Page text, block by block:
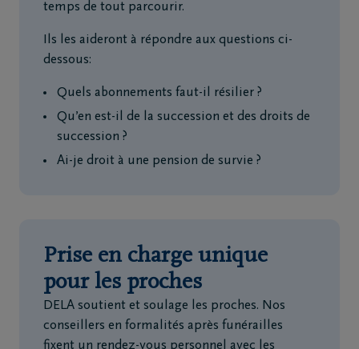
temps de tout parcourir.
Ils les aideront à répondre aux questions ci-
dessous:
Quels abonnements faut-il résilier ?
Qu’en est-il de la succession et des droits de
succession ?
Ai-je droit à une pension de survie ?
Prise en charge unique
pour les proches
DELA soutient et soulage les proches. Nos
conseillers en formalités après funérailles
fixent un rendez-vous personnel avec les